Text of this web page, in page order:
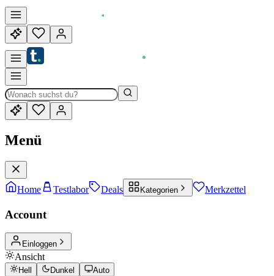
Menü
Home Testlabor Deals Kategorien Merkzettel
Account
Einloggen
Ansicht
Hell Dunkel Auto